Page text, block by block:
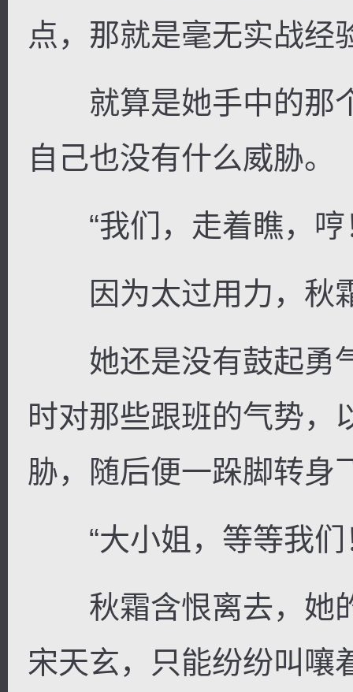
点，那就是毫无实战经
就算是她手中的那
自己也没有什么威胁。
“我们，走着瞧，哼
因为太过用力，秋
她还是没有鼓起勇
时对那些跟班的气势，
胁，随后便一跺脚转身
“大小姐，等等我们
秋霜含恨离去，她
宋天玄，只能纷纷叫嚷